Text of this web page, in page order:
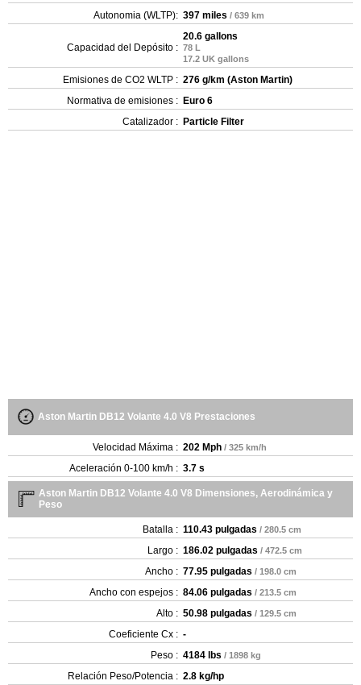
Autonomia (WLTP): 397 miles / 639 km
Capacidad del Depósito :
20.6 gallons
78 L
17.2 UK gallons
Emisiones de CO2 WLTP : 276 g/km (Aston Martin)
Normativa de emisiones : Euro 6
Catalizador : Particle Filter
Aston Martin DB12 Volante 4.0 V8 Prestaciones
Velocidad Máxima : 202 Mph / 325 km/h
Aceleración 0-100 km/h : 3.7 s
Aston Martin DB12 Volante 4.0 V8 Dimensiones, Aerodinámica y
Peso
Batalla : 110.43 pulgadas / 280.5 cm
Largo : 186.02 pulgadas / 472.5 cm
Ancho : 77.95 pulgadas / 198.0 cm
Ancho con espejos : 84.06 pulgadas / 213.5 cm
Alto : 50.98 pulgadas / 129.5 cm
Coeficiente Cx : -
Peso : 4184 lbs / 1898 kg
Relación Peso/Potencia : 2.8 kg/hp